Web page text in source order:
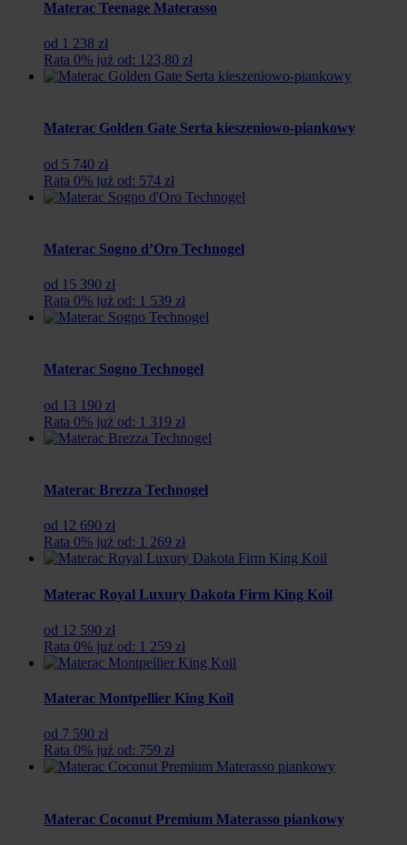
Materac Teenage Materasso
od 1 238 zł
Rata 0% już od: 123,80 zł
Materac Golden Gate Serta kieszeniowo-piankowy
od 5 740 zł
Rata 0% już od: 574 zł
Materac Sogno d’Oro Technogel
od 15 390 zł
Rata 0% już od: 1 539 zł
Materac Sogno Technogel
od 13 190 zł
Rata 0% już od: 1 319 zł
Materac Brezza Technogel
od 12 690 zł
Rata 0% już od: 1 269 zł
Materac Royal Luxury Dakota Firm King Koil
od 12 590 zł
Rata 0% już od: 1 259 zł
Materac Montpellier King Koil
od 7 590 zł
Rata 0% już od: 759 zł
Materac Coconut Premium Materasso piankowy